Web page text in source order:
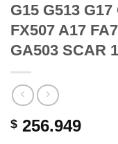
G15 G513
FX507 A17
GA503 SCAR
$ 256.949